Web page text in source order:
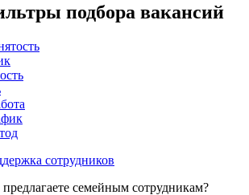
подбора вакансий
сотрудников
семейным сотрудникам?